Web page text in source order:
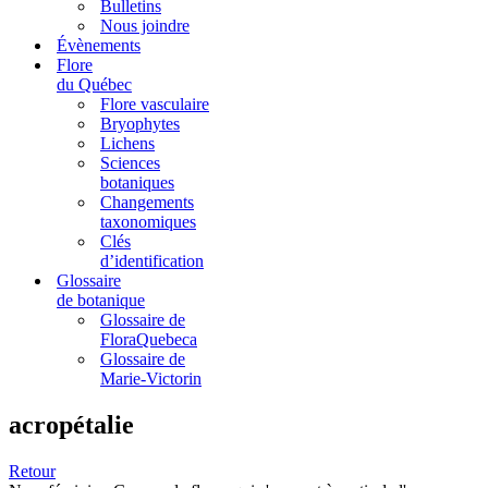
Bulletins
Nous joindre
Évènements
Flore
du Québec
Flore vasculaire
Bryophytes
Lichens
Sciences
botaniques
Changements
taxonomiques
Clés
d’identification
Glossaire
de botanique
Glossaire de
FloraQuebeca
Glossaire de
Marie-Victorin
acropétalie
Retour